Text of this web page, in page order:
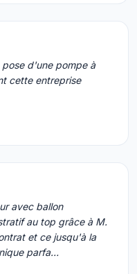
pose d'une pompe à
cette entreprise
avec ballon
au top grâce à M.
et ce jusqu'à la
parfa…